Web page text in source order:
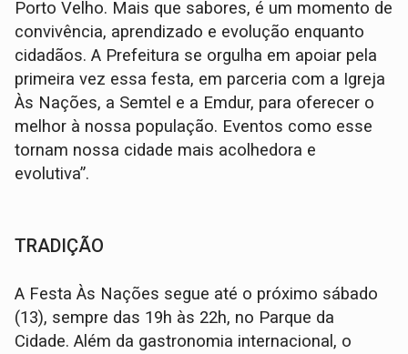
Porto Velho. Mais que sabores, é um momento de
convivência, aprendizado e evolução enquanto
cidadãos. A Prefeitura se orgulha em apoiar pela
primeira vez essa festa, em parceria com a Igreja
Às Nações, a Semtel e a Emdur, para oferecer o
melhor à nossa população. Eventos como esse
tornam nossa cidade mais acolhedora e
evolutiva”.
TRADIÇÃO
A Festa Às Nações segue até o próximo sábado
(13), sempre das 19h às 22h, no Parque da
Cidade. Além da gastronomia internacional, o